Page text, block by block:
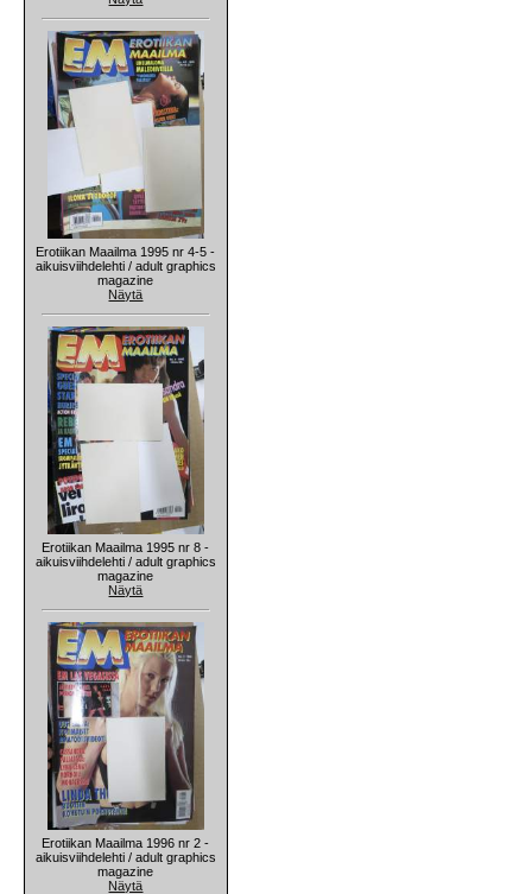
Erotiikan Maailma 1995 nr 4-5 -
aikuisviihdelehti / adult graphics
magazine
Näytä
Erotiikan Maailma 1995 nr 8 -
aikuisviihdelehti / adult graphics
magazine
Näytä
Erotiikan Maailma 1996 nr 2 -
aikuisviihdelehti / adult graphics
magazine
Näytä